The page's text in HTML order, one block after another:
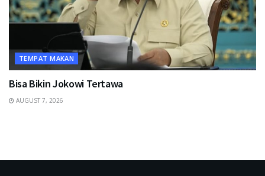
TEMPAT MAKAN
Bisa Bikin Jokowi Tertawa
AUGUST 7, 2026